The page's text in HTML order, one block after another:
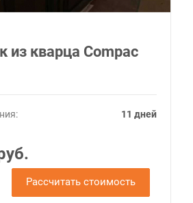
из кварца Compac
11 дней
Рассчитать стоимость